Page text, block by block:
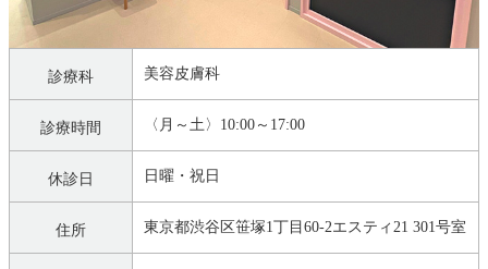
診療科 美容皮膚科
診療時間 〈月～土〉10:00～17:00
休診日 日曜・祝日
住所 東京都渋谷区笹塚1丁目60-2エスティ21 301号室